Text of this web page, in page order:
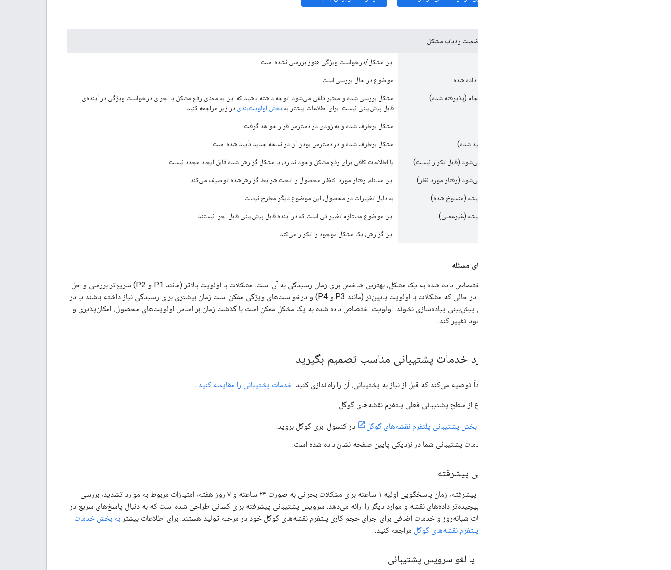
کدهای وضعیت ردیاب مشکل
این مشکل/درخواست ویژگی هنوز بررسی نشده است.
اختصاص داده شده موضوع در حال بررسی است.
در حال انجام (پذیرفته شده)
مشکل بررسی شده و معتبر تلقی می‌شود. توجه داشته باشید که این به معنای رفع مشکل یا اجرای درخواست ویژگی در آینده‌ی
قابل پیش‌بینی نیست. برای اطلاعات بیشتر به بخش اولویت‌بندی در زیر مراجعه کنید.
مشکل برطرف شده و به زودی در دسترس قرار خواهد گرفت.
ثابت (تأیید شده) مشکل برطرف شده و در دسترس بودن آن در نسخه جدید تأیید شده است.
درست نمی‌شود (قابل تکرار نیست) یا اطلاعات کافی برای رفع مشکل وجود ندارد، یا مشکل گزارش شده قابل ایجاد مجدد نیست.
درست نمی‌شود (رفتار مورد نظر) این مسئله، رفتار مورد انتظار محصول را تحت شرایط گزارش‌شده توصیف می‌کند.
درست نمیشه (منسوخ شده) به دلیل تغییرات در محصول، این موضوع دیگر مطرح نیست.
درست نمیشه (غیرعملی) این موضوع مستلزم تغییراتی است که در آینده قابل پیش‌بینی قابل اجرا نیستند.
این گزارش، یک مشکل موجود را تکرار می‌کند.
اولویت‌های مسئله
اولویت اختصاص داده شده به یک مشکل، بهترین شاخص برای زمان رسیدگی به آن است. مشکلات با اولویت بالاتر (مانند P1 و P2) سریع‌تر بررسی و حل
می‌شوند، در حالی که مشکلات با اولویت پایین‌تر (مانند P3 و P4) و درخواست‌های ویژگی ممکن است زمان بیشتری برای رسیدگی نیاز داشته باشند یا در
آینده قابل پیش‌بینی پیاده‌سازی نشوند. اولویت اختصاص داده شده به یک مشکل ممکن است با گذشت زمان بر اساس اولویت‌های محصول، امکان‌پذیری و
منابع موجود تغییر کند.
در مورد خدمات پشتیبانی مناسب تصمیم بگیرید
گوگل اکیداً توصیه می‌کند که قبل از نیاز به پشتیبانی، آن را راه‌اندازی کنید. خدمات پشتیبانی را مقایسه کنید .
برای اطلاع از سطح پشتیبانی فعلی پلتفرم نقشه‌های گوگل:
بخش پشتیبانی پلتفرم نقشه‌های گوگل
در کنسول ابری گوگل بروید.
خدمات پشتیبانی شما در نزدیکی پایین صفحه نشان داده شده است.
پشتیبانی پیشرفته
پشتیبانی پیشرفته، زمان پاسخگویی اولیه ۱ ساعته برای مشکلات بحرانی به صورت ۲۴ ساعته و ۷ روز هفته، امتیازات مربوط به موارد تشدید، بررسی
مشکلات پیچیده‌تر داده‌های نقشه و موارد دیگر را ارائه می‌دهد. سرویس پشتیبانی پیشرفته برای کسانی طراحی شده است که به دنبال پاسخ‌های سریع در
تمام ساعات شبانه‌روز و خدمات اضافی برای اجرای حجم کاری پلتفرم نقشه‌های گوگل خود در مرحله تولید هستند. برای اطلاعات بیشتر به بخش خدمات
مشتریان پلتفرم نقشه‌های گوگل مراجعه کنید.
ثبت نام یا لغو سرویس پشتیبانی